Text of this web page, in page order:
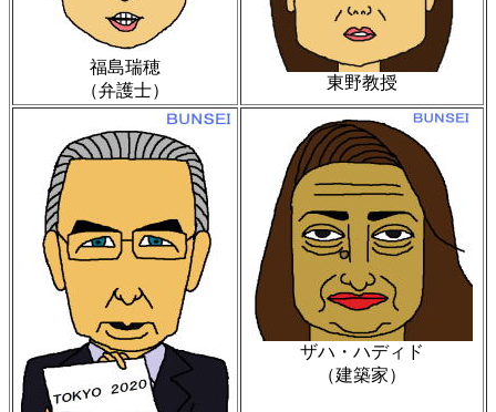
福島瑞穂
（弁護士）
東野教授
ザハ・ハディド
（建築家）